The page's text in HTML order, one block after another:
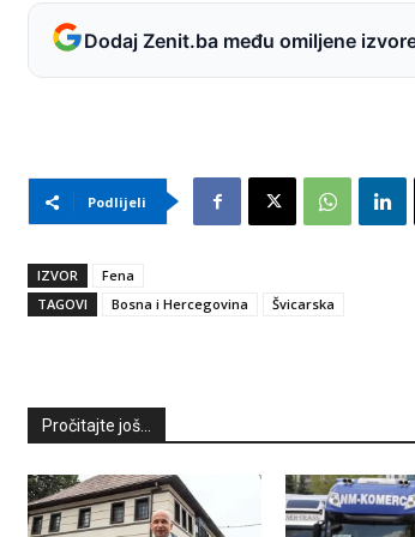
Dodaj Zenit.ba među omiljene
Podlijeli
IZVOR
Fena
TAGOVI
Bosna i Hercegovina Švicarska
Pročitajte još...